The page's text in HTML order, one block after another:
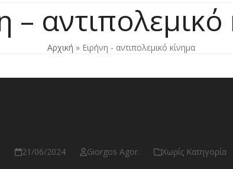
–
Αρχική » Ειρήνη - αντιπολεμικό κίνημα
21/06/2024 Giorgos Agor. Χωρίς Κατηγορία